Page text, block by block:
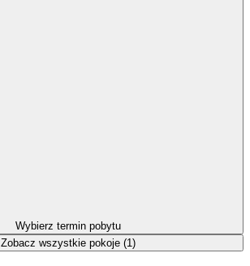
Wybierz termin pobytu
Zobacz wszystkie pokoje (1)